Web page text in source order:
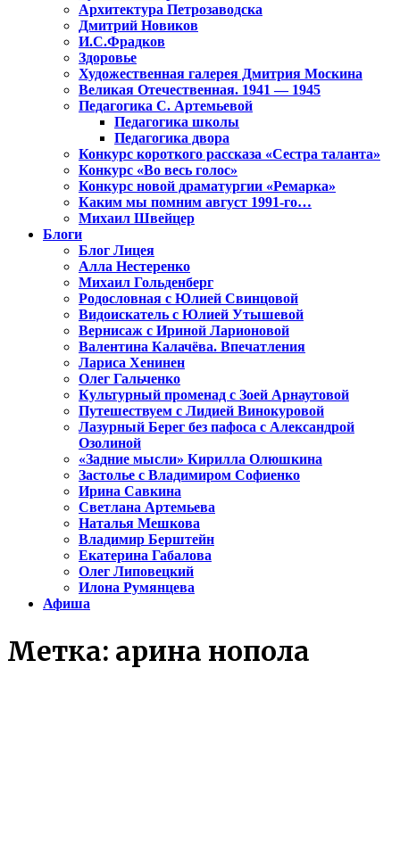
Архитектура Петрозаводска
Дмитрий Новиков
И.С.Фрадков
Здоровье
Художественная галерея Дмитрия Москина
Великая Отечественная. 1941 — 1945
Педагогика С. Артемьевой
Педагогика школы
Педагогика двора
Конкурс короткого рассказа «Сестра таланта»
Конкурс «Во весь голос»
Конкурс новой драматургии «Ремарка»
Каким мы помним август 1991-го…
Михаил Швейцер
Блоги
Блог Лицея
Алла Нестеренко
Михаил Гольденберг
Родословная с Юлией Свинцовой
Видоискатель с Юлией Утышевой
Вернисаж с Ириной Ларионовой
Валентина Калачёва. Впечатления
Лариса Хенинен
Олег Гальченко
Культурный променад с Зоей Арнаутовой
Путешествуем с Лидией Винокуровой
Лазурный Берег без пафоса с Александрой
Озолиной
«Задние мысли» Кирилла Олюшкина
Застолье с Владимиром Софиенко
Ирина Савкина
Светлана Артемьева
Наталья Мешкова
Владимир Берштейн
Екатерина Габалова
Олег Липовецкий
Илона Румянцева
Афиша
Метка: арина нопола